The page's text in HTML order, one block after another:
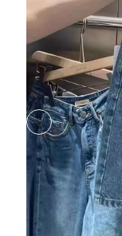
Previous slide